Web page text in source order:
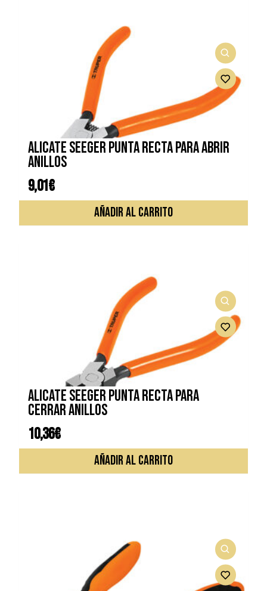
ALICATE SEEGER PUNTA RECTA PARA ABRIR
ANILLOS
9,01€
AÑADIR AL CARRITO
ALICATE SEEGER PUNTA RECTA PARA
CERRAR ANILLOS
10,36€
AÑADIR AL CARRITO